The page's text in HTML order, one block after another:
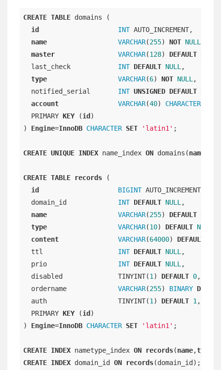
CREATE TABLE domains (
id
INT AUTO_INCREMENT,
name
VARCHAR(255) NOT NULL
master
VARCHAR(128) DEFAULT
  last_check
INT DEFAULT NULL ,
type
VARCHAR(6) NOT NULL ,
  notified_serial
INT UNSIGNED DEFAULT
account
VARCHAR(40) CHARACTER
  PRIMARY
KEY (id )
) Engine=InnoDB CHARACTER SET 'latin1' ;
CREATE UNIQUE INDEX name_index ON domains(name
CREATE TABLE records (
id
BIGINT AUTO_INCREMENT,
  domain_id
INT DEFAULT NULL ,
name
VARCHAR(255) DEFAULT
type
VARCHAR(10) DEFAULT NULL
content
VARCHAR(64000) DEFAULT
  ttl
INT DEFAULT NULL ,
  prio
INT DEFAULT NULL ,
  disabled              TINYINT(
1 ) DEFAULT 0,
  ordername
VARCHAR(255) BINARY
  auth                  TINYINT(
1 ) DEFAULT 1 ,
  PRIMARY
KEY (id )
) Engine=InnoDB CHARACTER SET 'latin1' ;
CREATE INDEX nametype_index ON records(name,type
CREATE INDEX domain_id ON records